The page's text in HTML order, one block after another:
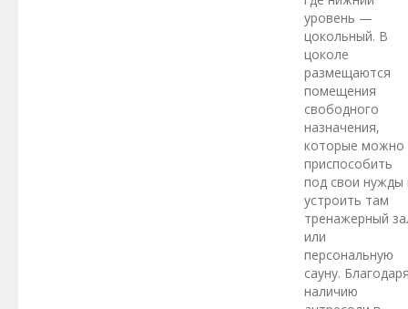
уровень —
цокольный. В
цоколе
размещаются
помещения
свободного
назначения,
которые можно
приспособить
под свои нужды
устроить там
тренажерный
или
персональную
сауну.
наличию